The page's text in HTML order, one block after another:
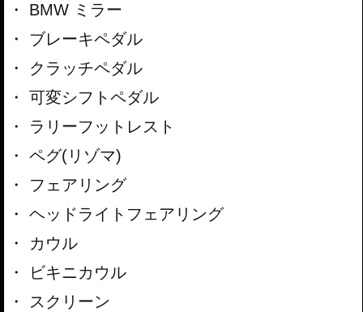
BMW ミラー
ブレーキペダル
クラッチペダル
可変シフトペダル
ラリーフットレスト
ペグ(リゾマ)
フェアリング
ヘッドライトフェアリング
カウル
ビキニカウル
スクリーン